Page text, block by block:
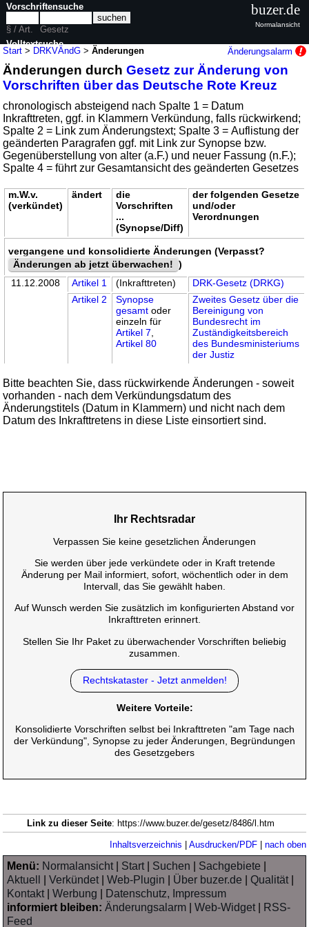
Start > DRKVÄndG >Änderungen Änderungsalarm
Änderungen durchGesetz zur Änderung von
Vorschriften über das Deutsche Rote Kreuz
chronologisch absteigend nach Spalte 1 = Datum
Inkrafttreten, ggf. in Klammern Verkündung, falls rückwirkend;
Spalte 2 = Link zum Änderungstext; Spalte 3 = Auflistung der
geänderten Paragrafen ggf. mit Link zur Synopse bzw.
Gegenüberstellung von alter (a.F.) und neuer Fassung (n.F.);
Spalte 4 = führt zur Gesamtansicht des geänderten Gesetzes
m.W.v.
(verkündet)
ändert
die
Vorschriften
...
(Synopse/Diff)
der folgenden Gesetze
und/oder
Verordnungen
vergangene und konsolidierte Änderungen (Verpasst?
Änderungen ab jetzt überwachen! )
11.12.2008
Artikel 1 (Inkrafttreten)
DRK-Gesetz (DRKG)
Artikel 2
Synopse
gesamt oder
einzeln für
Artikel 7
Artikel 80
Zweites Gesetz über die
Bereinigung von
Bundesrecht im
Zuständigkeitsbereich
des Bundesministeriums
der Justiz
Bitte beachten Sie, dass rückwirkende Änderungen - soweit
vorhanden - nach dem Verkündungsdatum des
Änderungstitels (Datum in Klammern) und nicht nach dem
Datum des Inkrafttretens in diese Liste einsortiert sind.
Vorschriftensuche
§ / Art.
Gesetz
Volltextsuche
nur in DRKVÄndG
buzer.de
Normalansicht
Ihr Rechtsradar
Verpassen Sie keine gesetzlichen Änderungen
Sie werden über jede verkündete oder in Kraft tretende
Änderung per Mail informiert, sofort, wöchentlich oder in dem
Intervall, das Sie gewählt haben.
Auf Wunsch werden Sie zusätzlich im konfigurierten Abstand vor
Inkrafttreten erinnert.
Stellen Sie Ihr Paket zu überwachender Vorschriften beliebig
zusammen.
Rechtskataster - Jetzt anmelden!
Weitere Vorteile:
Konsolidierte Vorschriften selbst bei Inkrafttreten "am Tage nach
der Verkündung", Synopse zu jeder Änderungen, Begründungen
des Gesetzgebers
Link zu dieser Seite: https://www.buzer.de/gesetz/8486/l.htm
Inhaltsverzeichnis Ausdrucken/PDF| nach oben
Menü: Normalansicht| Start| Suchen Sachgebiete
Aktuell
|Verkündet|Web-Plugin Über buzer.de |Qualität|
Kontakt|Werbung
Datenschutz, Impressum
informiert bleiben: Änderungsalarm |Web-Widget|
RSS-
Feed